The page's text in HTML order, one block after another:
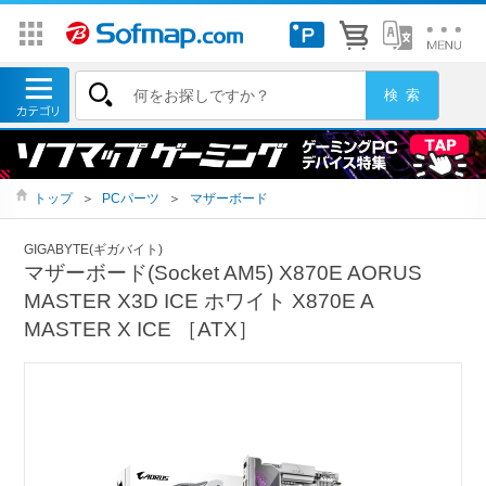
トップ ＞ PCパーツ ＞ マザーボード
GIGABYTE(ギガバイト)
マザーボード(Socket AM5) X870E AORUS
MASTER X3D ICE ホワイト X870E A
MASTER X ICE ［ATX］